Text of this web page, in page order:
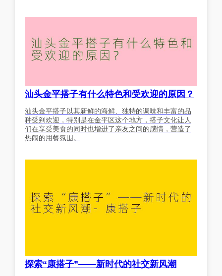
汕头金平搭子有什么特色和受欢迎的原因？
汕头金平搭子以其新鲜的海鲜、独特的调味和丰富的品
种受到欢迎，特别是在金平区这个地方，搭子文化让人
们在享受美食的同时也增进了亲友之间的感情，营造了
热闹的用餐氛围。
探索“康搭子”——新时代的社交新风潮